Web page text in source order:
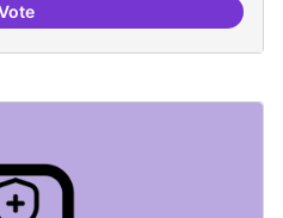
Tecnologies lliures en servidors